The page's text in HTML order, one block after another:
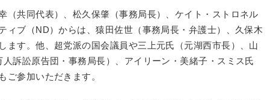
（共同代表）、松久保肇（事務局長）、ケイト・ストロネル
ィブ（ND）からは、猿田佐世（事務局長・弁護士）、久保木
ます。他、超党派の国会議員や三上元氏（元湖西市長）、山
訴訟原告団・事務局長）、アイリーン・美緒子・スミス氏
ご参加いただきます。